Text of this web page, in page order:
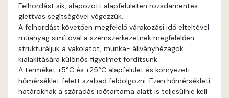
Melon-yellow B
Mouse-grey A
Ocher B
Felhordást sík, alapozott alapfelületen rozsdamentes
glettvas segítségével végezzük.
A felhordást követően megfelelő várakozási idő elteltével
műanyag simítóval a szemszerkezetnek megfelelően
strukturáljuk a vakolatot, munka- állványhézagok
kialakítására különös figyelmet fordítsunk.
A terméket +5°C és +25°C alapfelület és környezeti
hőmérséklet felett szabad feldolgozni. Ezen hőmérsékleti
határoknak a száradás időtartama alatt is teljesülnie kell